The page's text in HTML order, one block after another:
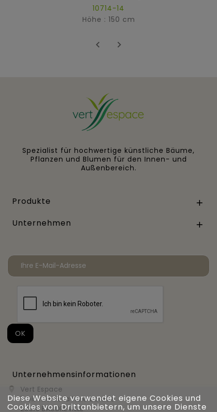
10714-14
Höhe : 150 cm
 
Spezialist für hochwertige künstliche Bäume,
Pflanzen und Blumen für den Innen- und
Außenbereich.
Produkte 
Unternehmen 
Unternehmensinformationen

Vert Espace
11 bis rue de la haie bardée
28310 BAUDREVILLE
Diese Website verwendet eigene Cookies und
Cookies von Drittanbietern, um unsere Dienste